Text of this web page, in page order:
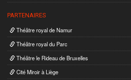
PARTENAIRES
Théâtre royal de Namur
Théâtre royal du Parc
Théâtre le Rideau de Bruxelles
Cité Miroir à Liège